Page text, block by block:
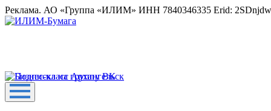
Реклама. АО «Группа «ИЛИМ» ИНН 7840346335 Erid: